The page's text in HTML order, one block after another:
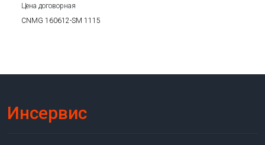
Цена договорная
CNMG 160612-SM 1115
Инсервис